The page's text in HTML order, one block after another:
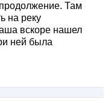
Там
на реку
вскоре нашел
ней была